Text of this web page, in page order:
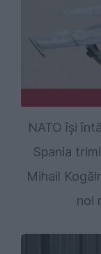
NATO își
Spania
Mihail
noi